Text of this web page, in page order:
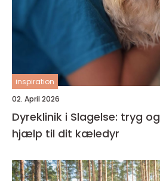
inspiration
02. April 2026
Dyreklinik i Slagelse: tryg
hjælp til dit kæledyr